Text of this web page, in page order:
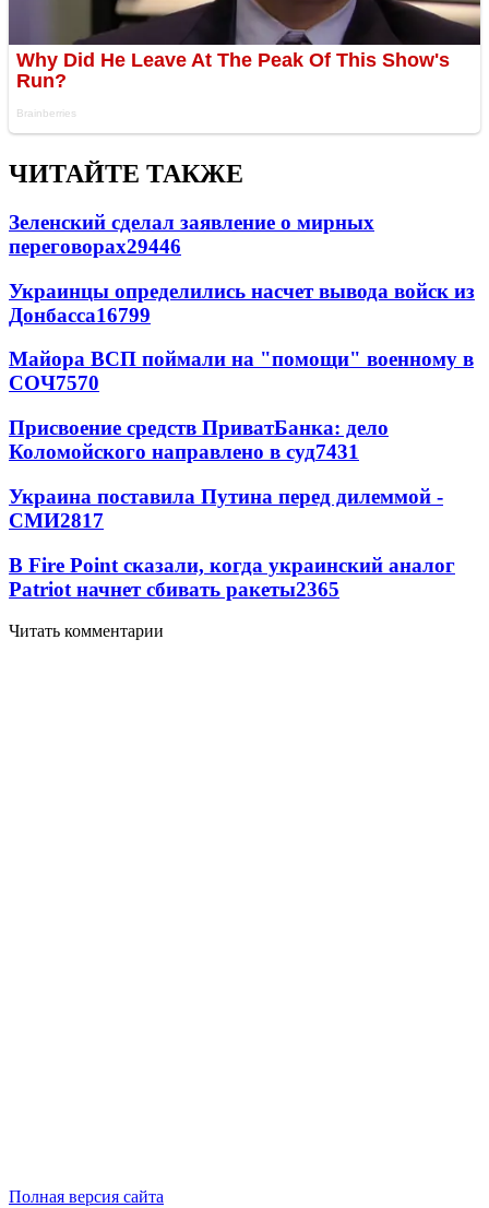
ЧИТАЙТЕ ТАКЖЕ
Зеленский сделал заявление о мирных
переговорах29446
Украинцы определились насчет вывода войск из
Донбасса16799
Майора ВСП поймали на "помощи" военному в
СОЧ7570
Присвоение средств ПриватБанка: дело
Коломойского направлено в суд7431
Украина поставила Путина перед дилеммой -
СМИ2817
В Fire Point сказали, когда украинский аналог
Patriot начнет сбивать ракеты2365
Читать комментарии
Полная версия сайта